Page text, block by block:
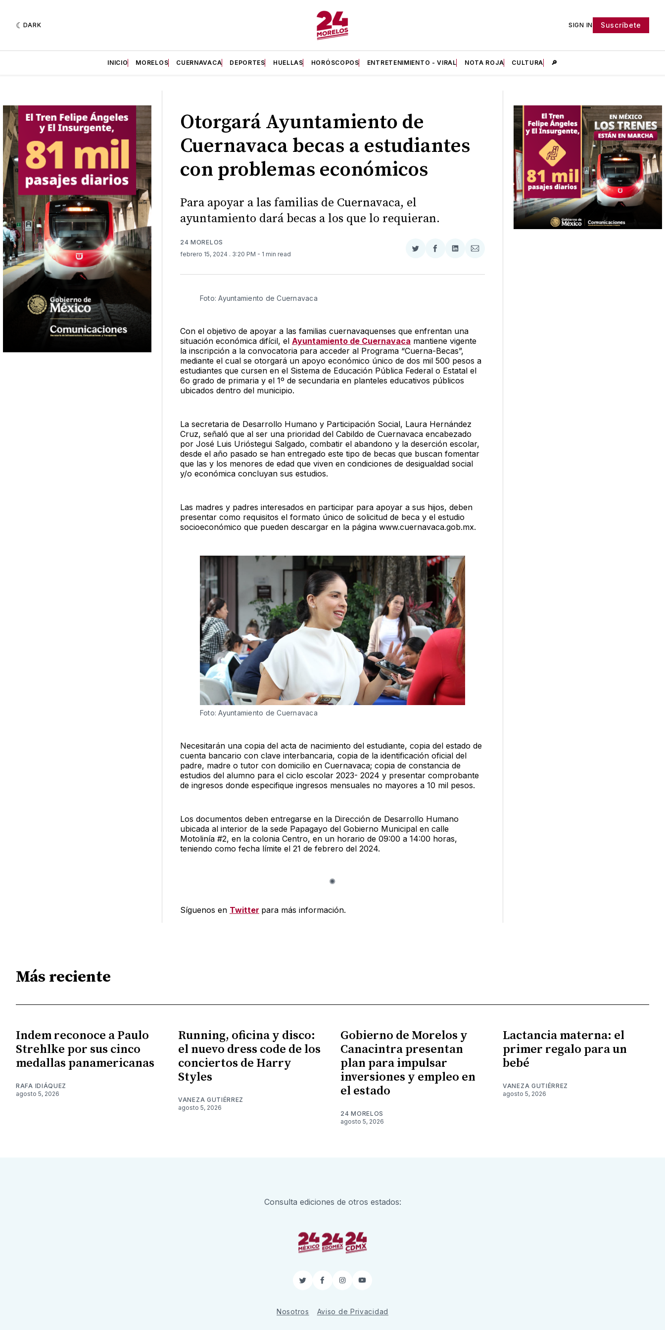
DARK SIGN IN Suscríbete
INICIO MORELOS CUERNAVACA DEPORTES HUELLAS HORÓSCOPOS ENTRETENIMIENTO - VIRAL NOTA ROJA CULTURA 🔎
Otorgará Ayuntamiento de
Cuernavaca becas a estudiantes
con problemas económicos
Para apoyar a las familias de Cuernavaca, el
ayuntamiento dará becas a los que lo requieran.
24 MORELOS
febrero 15, 2024 . 3:20 PM - 1 min read
Compartir
Twitter
Compartir
Facebook
Compartir
LinkedIn
Compartir
Email
Foto: Ayuntamiento de Cuernavaca
Con el objetivo de apoyar a las familias cuernavaquenses que enfrentan una
situación económica difícil, el Ayuntamiento de Cuernavaca mantiene vigente
la inscripción a la convocatoria para acceder al Programa “Cuerna-Becas”,
mediante el cual se otorgará un apoyo económico único de dos mil 500 pesos a
estudiantes que cursen en el Sistema de Educación Pública Federal o Estatal el
6o grado de primaria y el 1º de secundaria en planteles educativos públicos
ubicados dentro del municipio.
La secretaria de Desarrollo Humano y Participación Social, Laura Hernández
Cruz, señaló que al ser una prioridad del Cabildo de Cuernavaca encabezado
por José Luis Urióstegui Salgado, combatir el abandono y la deserción escolar,
desde el año pasado se han entregado este tipo de becas que buscan fomentar
que las y los menores de edad que viven en condiciones de desigualdad social
y/o económica concluyan sus estudios.
Las madres y padres interesados en participar para apoyar a sus hijos, deben
presentar como requisitos el formato único de solicitud de beca y el estudio
socioeconómico que pueden descargar en la página www.cuernavaca.gob.mx.
Foto: Ayuntamiento de Cuernavaca
Necesitarán una copia del acta de nacimiento del estudiante, copia del estado de
cuenta bancario con clave interbancaria, copia de la identificación oficial del
padre, madre o tutor con domicilio en Cuernavaca; copia de constancia de
estudios del alumno para el ciclo escolar 2023- 2024 y presentar comprobante
de ingresos donde especifique ingresos mensuales no mayores a 10 mil pesos.
Los documentos deben entregarse en la Dirección de Desarrollo Humano
ubicada al interior de la sede Papagayo del Gobierno Municipal en calle
Motolinía #2, en la colonia Centro, en un horario de 09:00 a 14:00 horas,
teniendo como fecha límite el 21 de febrero del 2024.
Síguenos en Twitter para más información.
Más reciente
Indem reconoce a Paulo
Strehlke por sus cinco
medallas panamericanas
RAFA IDIÁQUEZ
agosto 5, 2026
Running, oficina y disco:
el nuevo dress code de los
conciertos de Harry
Styles
VANEZA GUTIÉRREZ
agosto 5, 2026
Gobierno de Morelos y
Canacintra presentan
plan para impulsar
inversiones y empleo en
el estado
24 MORELOS
agosto 5, 2026
Lactancia materna: el
primer regalo para un
bebé
VANEZA GUTIÉRREZ
agosto 5, 2026
Consulta ediciones de otros estados:
TwitterFacebook
InstagramYouTube
Nosotros Aviso de Privacidad